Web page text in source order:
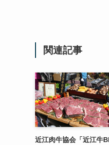
関連記事
近江肉牛協会「近江牛